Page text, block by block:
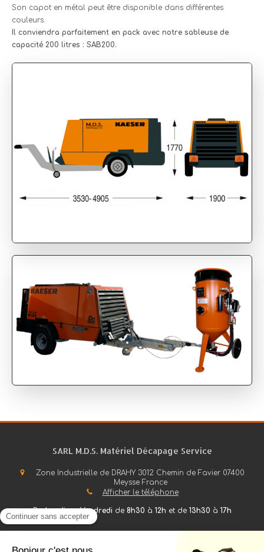
Son capot en métal peut être disponible dans différentes
couleurs.
Il conviendra parfaitement en pack avec notre sableuse de
capacité 200 litres : SAB200.
SARL M.D.S. Matériel Décapage Service
Zone Industrielle de DRAHY 3012 Chemin de Favier 07400
Meysse France
Afficher le téléphone
DuLundiauVendredi de 8h30 à 12h et de 13h30 à 17h